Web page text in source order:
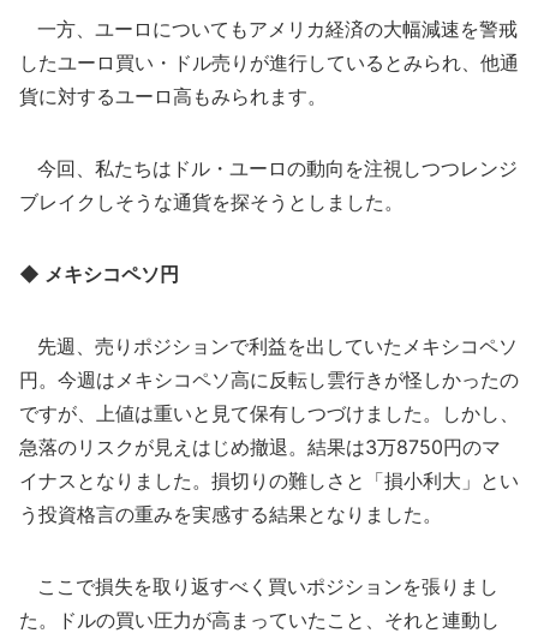
一方、ユーロについてもアメリカ経済の大幅減速を警戒
したユーロ買い・ドル売りが進行しているとみられ、他通
貨に対するユーロ高もみられます。
今回、私たちはドル・ユーロの動向を注視しつつレンジ
ブレイクしそうな通貨を探そうとしました。
◆ メキシコペソ円
先週、売りポジションで利益を出していたメキシコペソ
円。今週はメキシコペソ高に反転し雲行きが怪しかったの
ですが、上値は重いと見て保有しつづけました。しかし、
急落のリスクが見えはじめ撤退。結果は3万8750円のマ
イナスとなりました。損切りの難しさと「損小利大」とい
う投資格言の重みを実感する結果となりました。
ここで損失を取り返すべく買いポジションを張りまし
た。ドルの買い圧力が高まっていたこと、それと連動し